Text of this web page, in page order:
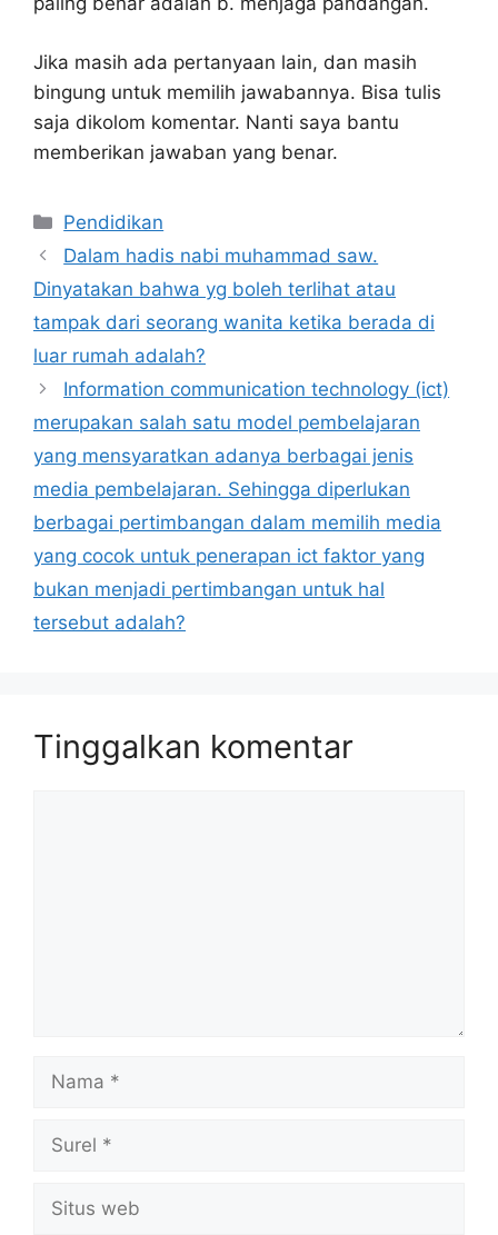
Jika masih ada pertanyaan lain, dan masih
bingung untuk memilih jawabannya. Bisa tulis
saja dikolom komentar. Nanti saya bantu
memberikan jawaban yang benar.
Kategori
Pendidikan
Dalam hadis nabi muhammad saw.
Dinyatakan bahwa yg boleh terlihat atau
tampak dari seorang wanita ketika berada di
luar rumah adalah?
Information communication technology (ict)
merupakan salah satu model pembelajaran
yang mensyaratkan adanya berbagai jenis
media pembelajaran. Sehingga diperlukan
berbagai pertimbangan dalam memilih media
yang cocok untuk penerapan ict faktor yang
bukan menjadi pertimbangan untuk hal
tersebut adalah?
Tinggalkan komentar
web